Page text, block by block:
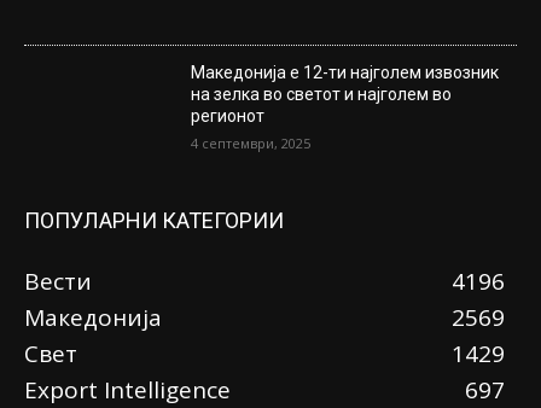
Македонија е 12-ти најголем извозник
на зелка во светот и најголем во
регионот
4 септември, 2025
ПОПУЛАРНИ КАТЕГОРИИ
Вести
4196
Македонија
2569
Свет
1429
Еxport Intelligence
697